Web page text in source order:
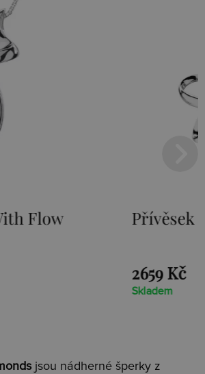
Paradise DP230
jsou nádherné šperky z